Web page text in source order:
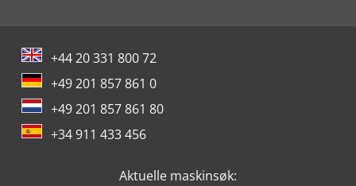
+44 20 331 800 72
+49 201 857 861 0
+49 201 857 861 80
+34 911 433 456
Aktuelle maskinsøk: